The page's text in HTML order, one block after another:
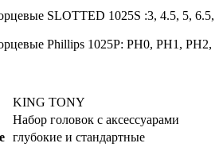
SLOTTED 1025S :3, 4.5, 5, 6.5,
Phillips 1025P: PH0, PH1, PH2,
KING TONY
Набор головок с аксессуарами
глубокие и стандартные